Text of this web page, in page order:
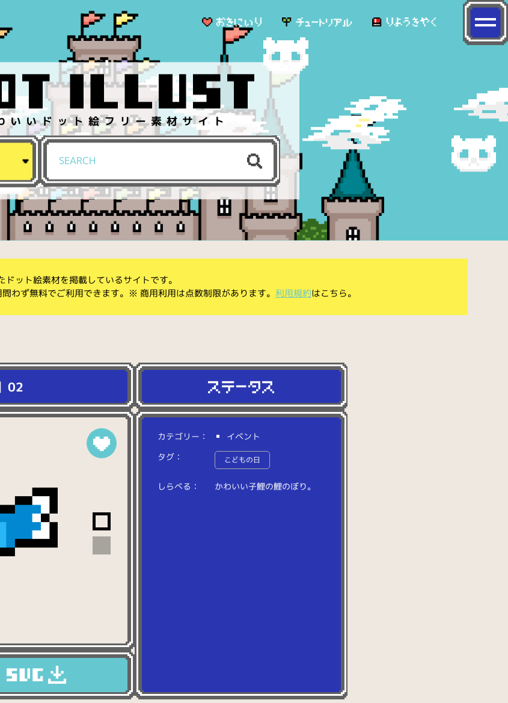
いいドット絵フリー素材サイト
ット絵素材を掲載しているサイトです。
わず無料でご利用できます。※ 商用利用は点数制限があります。 利用規約はこちら。
02
カテゴリー：
イベント
タグ：
こどもの日
しらべる： かわいい子鯉の鯉のぼり。